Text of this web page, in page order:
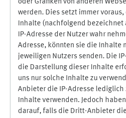
oder Grafiken von anderen
werden. Dies setzt immer
Inhalte (nachfolgend
IP-Adresse der Nutzer wahr
Adresse, könnten sie die Inhalte
jeweiligen Nutzers senden. Die
die Darstellung dieser Inhalte
uns nur solche Inhalte zu
Anbieter die IP-Adresse lediglich
Inhalte verwenden. Jedoch
darauf, falls die Dritt-Anbieter